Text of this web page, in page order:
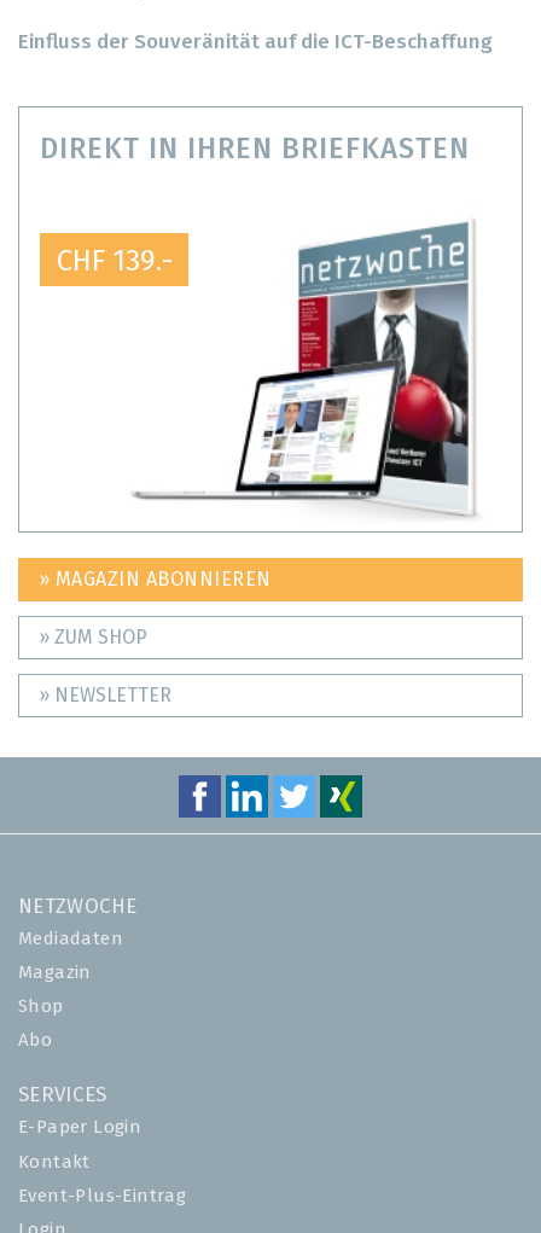
Einfluss der Souveränität auf die ICT-Beschaffung
DIREKT IN IHREN BRIEFKASTEN
CHF 139.-
» MAGAZIN ABONNIEREN
» ZUM SHOP
» NEWSLETTER
NETZWOCHE
Mediadaten
Magazin
Shop
Abo
SERVICES
E-Paper Login
Kontakt
Event-Plus-Eintrag